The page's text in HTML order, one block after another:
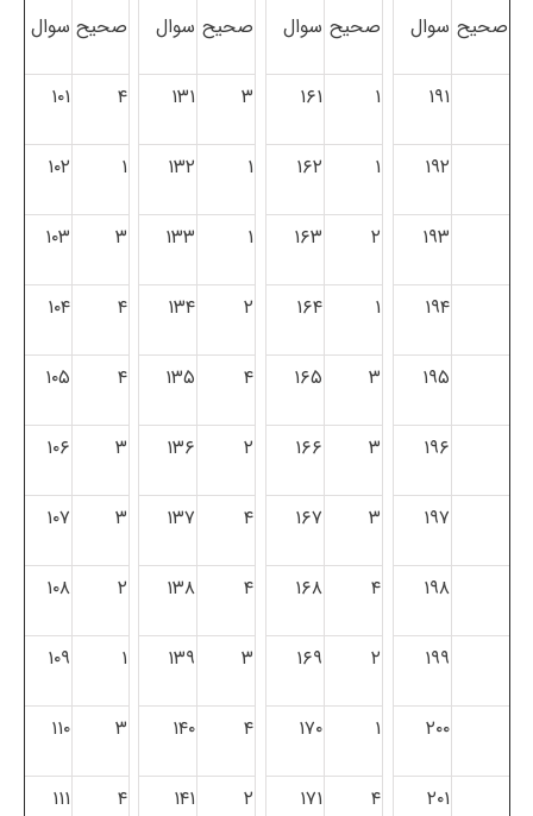
صحیح سوال صحیح سوال صحیح سوال صحیح سوال
۱۹۱ ۱ ۱۶۱ ۳ ۱۳۱ ۴ ۱۰۱
۱۹۲ ۱ ۱۶۲ ۱ ۱۳۲ ۱ ۱۰۲
۱۹۳ ۲ ۱۶۳ ۱ ۱۳۳ ۳ ۱۰۳
۱۹۴ ۱ ۱۶۴ ۲ ۱۳۴ ۴ ۱۰۴
۱۹۵ ۳ ۱۶۵ ۴ ۱۳۵ ۴ ۱۰۵
۱۹۶ ۳ ۱۶۶ ۲ ۱۳۶ ۳ ۱۰۶
۱۹۷ ۳ ۱۶۷ ۴ ۱۳۷ ۳ ۱۰۷
۱۹۸ ۴ ۱۶۸ ۴ ۱۳۸ ۲ ۱۰۸
۱۹۹ ۲ ۱۶۹ ۳ ۱۳۹ ۱ ۱۰۹
۲۰۰ ۱ ۱۷۰ ۴ ۱۴۰ ۳ ۱۱۰
۲۰۱ ۴ ۱۷۱ ۲ ۱۴۱ ۴ ۱۱۱